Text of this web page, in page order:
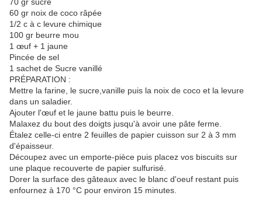
60 gr noix de coco râpée
1/2 c à c levure chimique
100 gr beurre mou
1 œuf + 1 jaune
Pincée de sel
1 sachet de Sucre vanillé
PRÉPARATION :
Mettre la farine, le sucre,vanille puis la noix de coco et la levure
dans un saladier.
Ajouter l'œuf et le jaune battu puis le beurre.
Malaxez du bout des doigts jusqu'à avoir une pâte ferme.
Étalez celle-ci entre 2 feuilles de papier cuisson sur 2 à 3 mm
d'épaisseur.
Découpez avec un emporte-pièce puis placez vos biscuits sur
une plaque recouverte de papier sulfurisé.
Dorer la surface des gâteaux avec le blanc d'oeuf restant puis
enfournez à 170 °C pour environ 15 minutes.